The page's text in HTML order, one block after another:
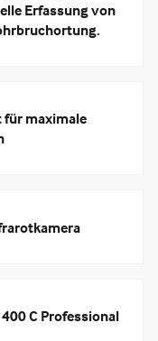
Erfassung von
maximale
C Professional